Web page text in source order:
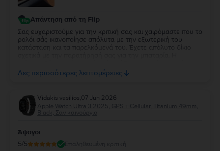
Απάντηση από τη Flip
Σας ευχαριστούμε για την κριτική σας και χαιρόμαστε που το
ρολόι σάς ικανοποίησε απόλυτα με την εξωτερική του
μπαταρίας κάτω από 85% περνάει αυτόματα από
αντικατάσταση, επομένως το 84% αποτελεί δική μας αστοχία
από 2 χρόνια εγγύηση, θέλουμε να διορθώσουμε άμεσα
αυτό το σφάλμα. Παρακαλούμε επικοινωνήστε μαζί μας
μέσω email στο contact@flip.gr ώστε να προγραμματίσουμε
εξασφαλίσουμε την εμπειρία 5 αστέρων που σας αξίζει!
Δες περισσότερες λεπτομέρειες
Vidakis vasilios,07 Jun 2026
Apple Watch Ultra 3 2025, GPS + Cellular, Titanium 49mm,
Black, Σαν καινούργιο
Άψογοι
5/5